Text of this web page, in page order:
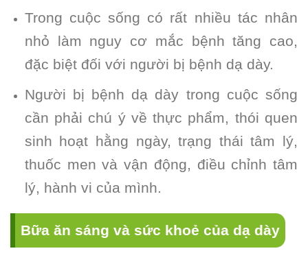
Trong cuộc sống có rất nhiều tác nhân
nhỏ làm nguy cơ mắc bệnh tăng cao,
đặc biệt đối với người bị bệnh dạ dày.
Người bị bệnh dạ dày trong cuộc sống
cần phải chú ý về thực phẩm, thói quen
sinh hoạt hằng ngày, trạng thái tâm lý,
thuốc men và vận động, điều chỉnh tâm
lý, hành vi của mình.
Bữa ăn sáng và sức khoẻ của dạ dày